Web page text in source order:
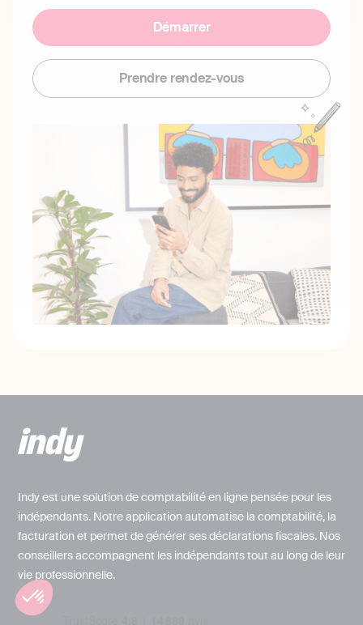
Démarrer
Prendre rendez-vous
Indy est une solution de comptabilité en ligne pensée pour les
indépendants. Notre application automatise la comptabilité, la
facturation et permet de générer ses déclarations fiscales. Nos
conseillers accompagnent les indépendants tout au long de leur
vie professionnelle.